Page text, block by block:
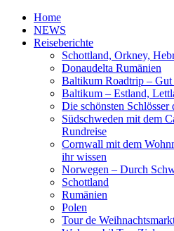
Home
NEWS
Reiseberichte
Schottland, Orkney,
Donaudelta Rumänien
Baltikum Roadtrip – Gut
Baltikum – Estland,
Die schönsten Schlösser
Südschweden mit dem
Rundreise
Cornwall mit dem
ihr wissen
Norwegen – Durch
Schottland
Rumänien
Polen
Tour de